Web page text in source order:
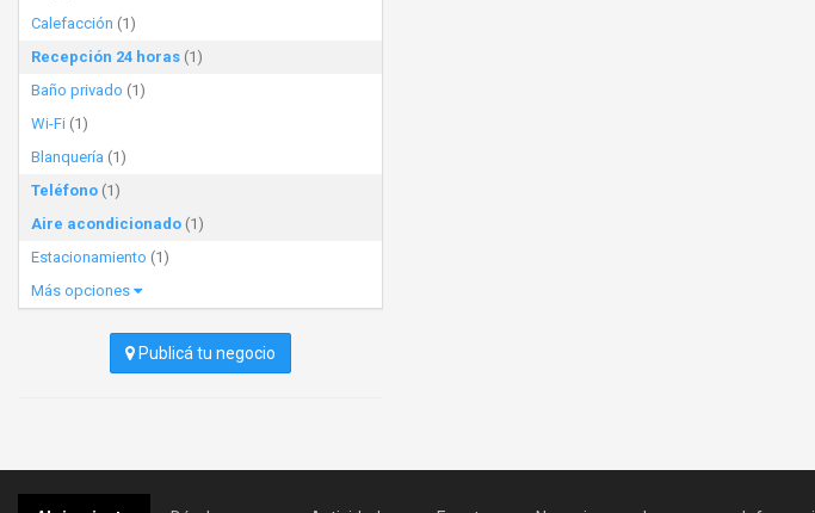
Calefacción (1)
Recepción 24 horas (1)
Baño privado (1)
Wi-Fi (1)
Blanquería (1)
Teléfono (1)
Aire acondicionado (1)
Estacionamiento (1)
Más opciones
Publicá tu negocio